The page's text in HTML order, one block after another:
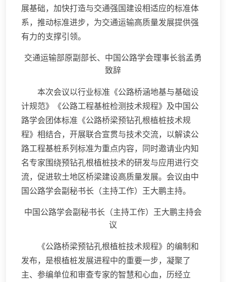
展基础，加快打造与交通强国建设相适应的标准体
系，推动标准进步，为交通运输高质量发展提供强
有力的支撑引领。
交通运输部原副部长、中国公路学会理事长翁孟勇
致辞
本次会议以行业标准《公路桥涵地基与基础设
计规范》《公路工程基桩检测技术规程》及中国公
路学会团体标准《公路桥梁预钻孔根植桩技术规
程》相结合，开展联合宣贯与技术交流，以解读公
路工程基桩系列标准为重点内容，同时邀请业内知
名专家围绕预钻孔根植桩技术的研发与应用进行交
流，促进软土地区桥梁建设高质量发展。会议由中
国公路学会副秘书长（主持工作）王大鹏主持。
中国公路学会副秘书长（主持工作）王大鹏主持会
议
《公路桥梁预钻孔根植桩技术规程》的编制和
发布，是根植桩发展进程中的重要一步，凝聚了
主、参编单位和审查专家的智慧和心血，历经立